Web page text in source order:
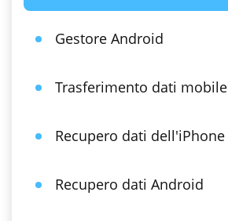
Gestore Android
Trasferimento dati mobile
Recupero dati dell'iPhone
Recupero dati Android